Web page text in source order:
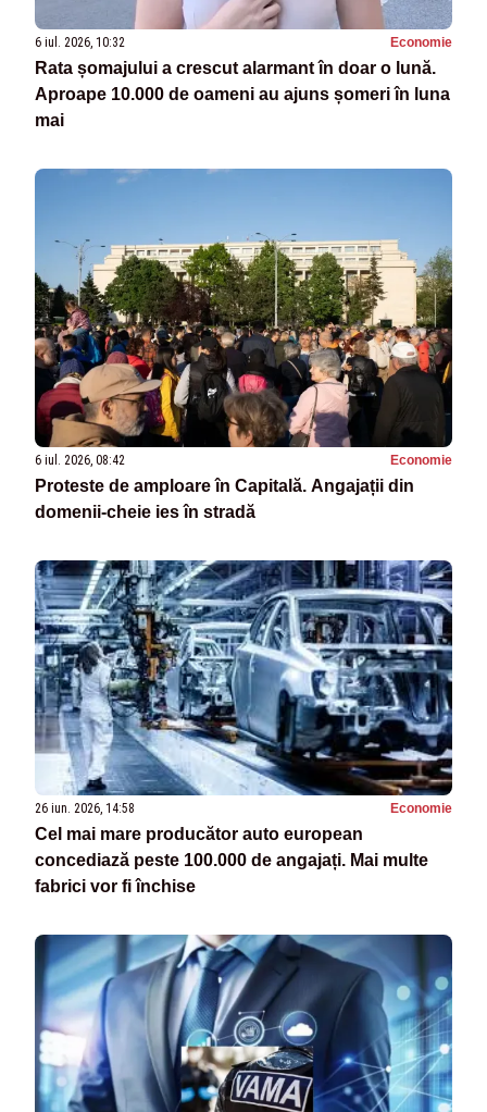
6 iul. 2026, 10:32 Economie
Rata șomajului a crescut alarmant în doar o lună.
Aproape 10.000 de oameni au ajuns șomeri în luna
mai
6 iul. 2026, 08:42 Economie
Proteste de amploare în Capitală. Angajații din
domenii-cheie ies în stradă
26 iun. 2026, 14:58 Economie
Cel mai mare producător auto european
concediază peste 100.000 de angajați. Mai multe
fabrici vor fi închise